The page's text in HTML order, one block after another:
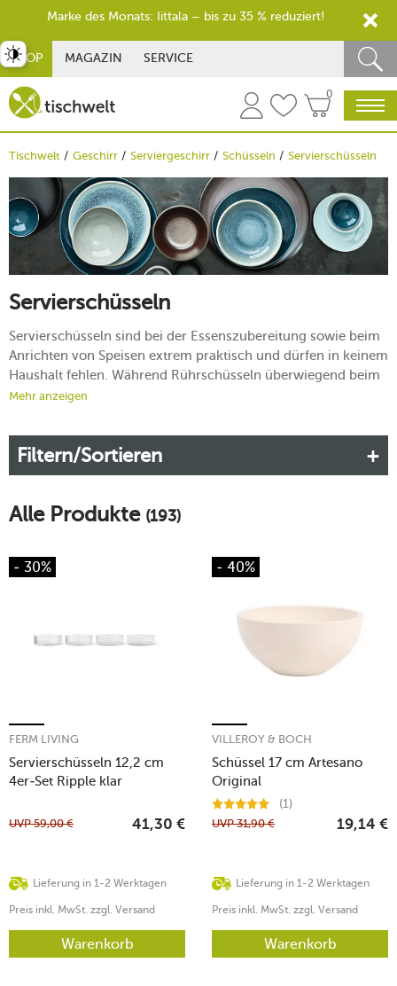
SHOP MAGAZIN SERVICE
0
Tischwelt Geschirr Serviergeschirr Schüsseln Servierschüsseln
Servierschüsseln
Servierschüsseln sind bei der Essenszubereitung sowie beim
Anrichten von Speisen extrem praktisch und dürfen in keinem
Haushalt fehlen. Während Rührschüsseln überwiegend beim
Kochen und Backen zum Einsatz kommen, werden die
Suppen, Salaten oder Ähnlichem verwendet.
Mehr erfahren!
Mehr anzeigen
Filtern/Sortieren
Alle Produkte (193)
- 30%
Servierschüsseln 12,2 cm
4er-Set Ripple klar
FERM LIVING
Lieferung in 1-2 Werktagen
UVP59,00 € 41,30 €
Preis inkl. MwSt. zzgl. Versand
Warenkorb
- 40%
Schüssel 17 cm Artesano
Original
VILLEROY & BOCH
(1)
Lieferung in 1-2 Werktagen
UVP31,90 € 19,14 €
Preis inkl. MwSt. zzgl. Versand
Warenkorb
umschalten
Marke des Monats: Iittala – bis zu 35 % reduziert!